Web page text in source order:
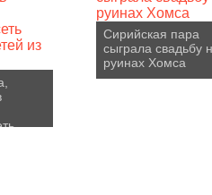
Сирийская пара
сыграла свадьбу
руинах Хомса